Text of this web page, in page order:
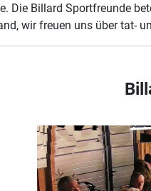
Die Billard Sportfreunde
wir freuen uns über tat-